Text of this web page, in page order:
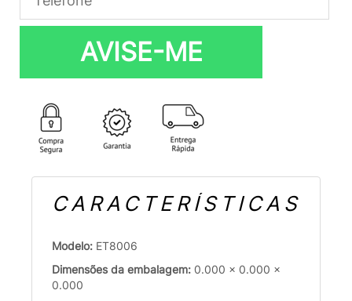
AVISE-ME
CARACTERÍSTICAS
Modelo: ET8006
Dimensões da embalagem: 0.000 x 0.000 x
0.000